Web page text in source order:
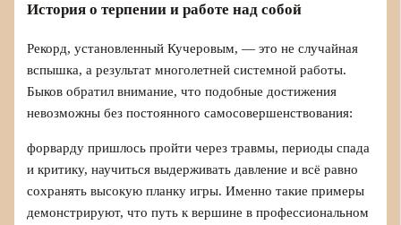
История о терпении и работе над собой
Рекорд, установленный Кучеровым, — это не случайная
вспышка, а результат многолетней системной работы.
Быков обратил внимание, что подобные достижения
невозможны без постоянного самосовершенствования:
форварду пришлось пройти через травмы, периоды спада
и критику, научиться выдерживать давление и всё равно
сохранять высокую планку игры. Именно такие примеры
демонстрируют, что путь к вершине в профессиональном